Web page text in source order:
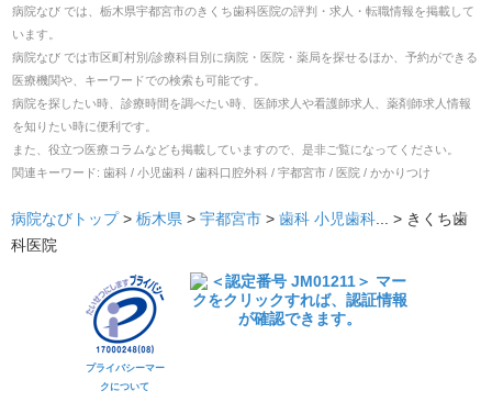
病院なび では、 栃木県宇都宮市のきくち歯科医院の評判・求人・転職情報を掲載して
います。
病院なび では市区町村別/診療科目別に病院・医院・薬局を探せるほか、予約ができる
医療機関や、キーワードでの検索も可能です。
病院を探したい時、診療時間を調べたい時、医師求人や看護師求人、薬剤師求人情報
を知りたい時に便利です。
また、役立つ医療コラムなども掲載していますので、是非ご覧になってください。
関連キーワード: 歯科 / 小児歯科 / 歯科口腔外科 / 宇都宮市 / 医院 / かかりつけ
病院なびトップ > 栃木県 > 宇都宮市 > 歯科 小児歯科... > きくち歯
科医院
プライバシーマー
クについて